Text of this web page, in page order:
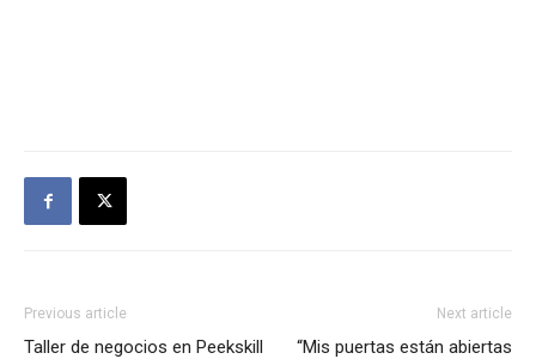
Previous article
Taller de negocios en Peekskill
Next article
“Mis puertas están abiertas